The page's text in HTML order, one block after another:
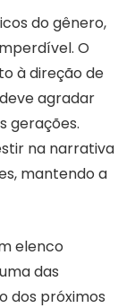
do gênero,
O
à direção de
agradar
gerações.
na narrativa
mantendo a
elenco
das
dos próximos